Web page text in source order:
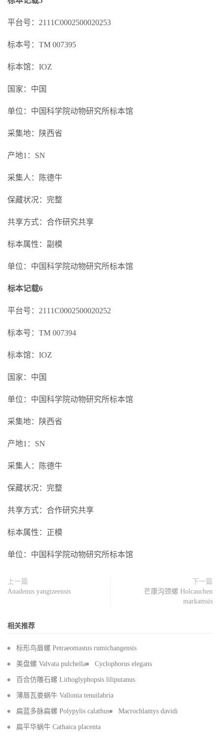
平台号：2111C0002500020253
标本号：TM 007395
标本馆：IOZ
国家：中国
单位：中国科学院动物研究所标本馆
采集地：陕西省
产地1：SN
采集人：陈德牛
保藏状况：完整
共享方式：合作研究共享
标本属性：副模
单位：中国科学院动物研究所标本馆
标本记载6
平台号：2111C0002500020252
标本号：TM 007394
标本馆：IOZ
国家：中国
单位：中国科学院动物研究所标本馆
采集地：陕西省
产地1：SN
采集人：陈德牛
保藏状况：完整
共享方式：合作研究共享
标本属性：正模
单位：中国科学院动物研究所标本馆
上一篇
Anadenus yangtzeensis
下一篇
芒康沟颈螺 Holcauchen
markamsis
相关推荐
标形鸟唇螺 Petraeomastus rumichangensis
美盘螺 Valvata pulchella Cyclophorus elegans
百合仿雕石螺 Lithoglyphopsis liliputanus
薄唇瓦娄蜗牛 Vallonia tenuilabria
扁蓝多脉扁螺 Polypylis calathus Macrochlamys davidi
扁平华蜗牛 Cathaica placenta